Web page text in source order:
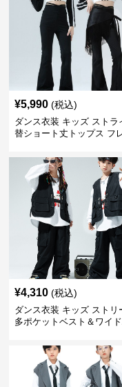
¥5,990 (税込)
ダンス衣装 キッズ ストラ
替ショート丈トップス フ
¥4,310 (税込)
ダンス衣装 キッズ ストリ
多ポケットベスト＆ワイ